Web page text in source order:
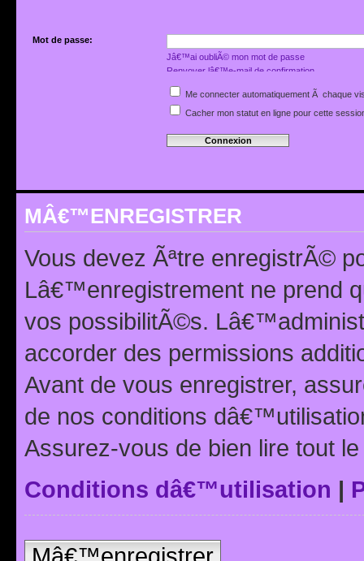
Mot de passe:
Jâ€™ai oubliÃ© mon mot de passe
Renvoyer lâ€™e-mail de confirmation
Me connecter automatiquement Ã chaque
Cacher mon statut en ligne pour cette
MÂ€™ENREGISTRER
Vous devez Ãªtre enregistrÃ©
Lâ€™enregistrement ne prend
vos possibilitÃ©s.
accorder des permissions
Avant de vous enregistrer,
de nos conditions
Assurez-vous de bien lire tout
Conditions dâ€™utilisation |
Mâ€™enregistrer